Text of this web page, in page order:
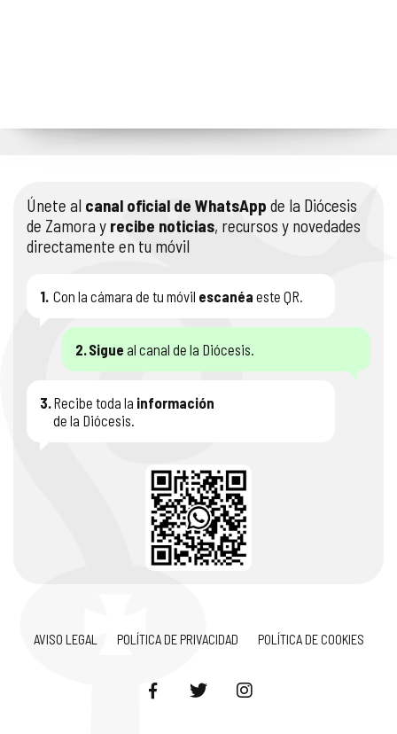
Únete al canal oficial de WhatsApp de la Diócesis
de Zamora y recibe noticias, recursos y novedades
directamente en tu móvil
1. Con la cámara de tu móvil escanéa este QR.
2.Sigue al canal de la Diócesis.
3.Recibe toda la información
de la Diócesis.
AVISO LEGAL POLÍTICA DE PRIVACIDAD POLÍTICA DE COOKIES